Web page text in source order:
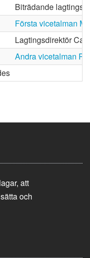
Biträdande
Första vicetalman
Lagtingsdirektör
Andra vicetalman
att
och